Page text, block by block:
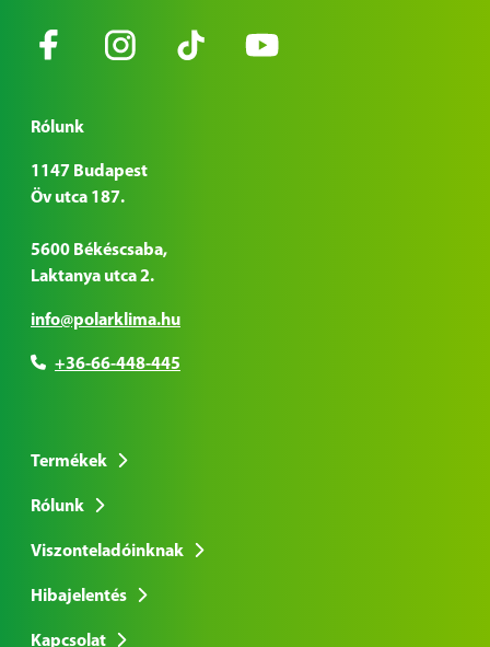
Rólunk
1147 Budapest
Öv utca 187.
5600 Békéscsaba,
Laktanya utca 2.
info@polarklima.hu
+36-66-448-445
Termékek
Rólunk
Viszonteladóinknak
Hibajelentés
Kapcsolat